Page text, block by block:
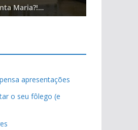
Maria?!…
apresentações
o seu fôlego (e